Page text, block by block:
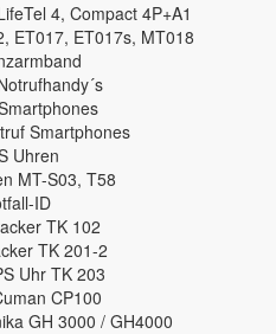
4, Compact 4P+A1
ET017, ET017s, MT018
Smartphones
Uhren
MT-S03, T58
ID
TK 102
TK 201-2
Uhr TK 203
CP100
GH 3000 / GH4000